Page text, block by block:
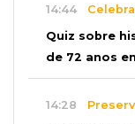
14:44
Quiz sobre
de 72 anos
14:28